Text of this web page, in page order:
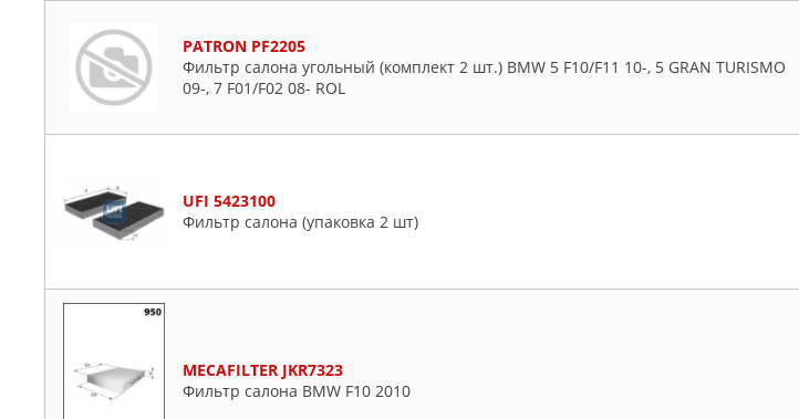
PATRON PF2205
Фильтр салона угольный (комплект 2 шт.) BMW 5 F10/F11 10-, 5 GRAN TURISMO
09-, 7 F01/F02 08- ROL
UFI 5423100
Фильтр салона (упаковка 2 шт)
MECAFILTER JKR7323
Фильтр салона BMW F10 2010